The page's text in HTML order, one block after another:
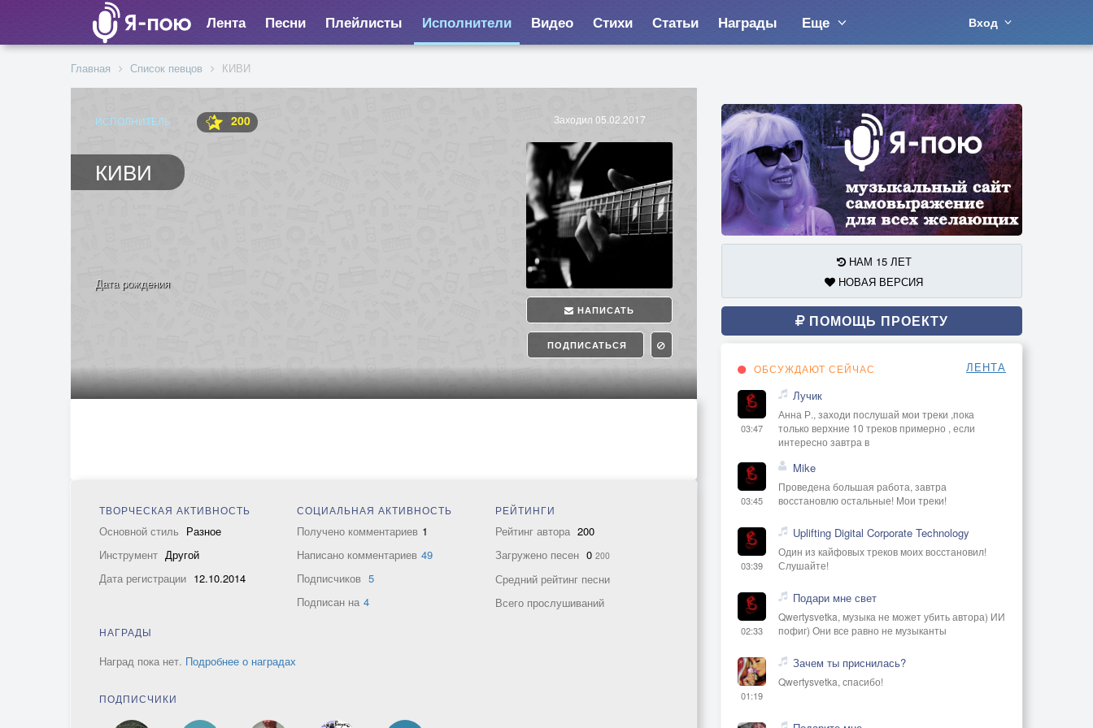
Лента Песни Плейлисты Исполнители Видео Стихи Статьи Награды Еще Вход
Главная Список певцов КИВИ
ИСПОЛНИТЕЛЬ 200
КИВИ
Заходил 05.02.2017
НАПИСАТЬ
ПОДПИСАТЬСЯ
Дата рождения
ТВОРЧЕСКАЯ АКТИВНОСТЬ
Основной стиль Разное
Инструмент Другой
Дата регистрации 12.10.2014
СОЦИАЛЬНАЯ АКТИВНОСТЬ
Получено комментариев 1
Написано комментариев 49
Подписчиков 5
Подписан на 4
РЕЙТИНГИ
Рейтинг автора 200
Загружено песен 0 200
Средний рейтинг песни
Всего прослушиваний
НАГРАДЫ
Наград пока нет. Подробнее о наградах
ПОДПИСЧИКИ
НАМ 15 ЛЕТ
НОВАЯ ВЕРСИЯ
ПОМОЩЬ ПРОЕКТУ
ОБСУЖДАЮТ СЕЙЧАС ЛЕНТА
03:47
Лучик
Анна Р., заходи послушай мои треки ,пока
только верхние 10 треков примерно , если
интересно завтра в
03:45
Mike
Проведена большая работа, завтра
восстановлю остальные! Мои треки!
03:39
Uplifting Digital Corporate Technology
Один из кайфовых треков моих восстановил!
Слушайте!
02:33
Подари мне свет
Qwertysvetka, музыка не может убить автора) ИИ
пофиг) Они все равно не музыканты
01:19
Зачем ты приснилась?
Qwertysvetka, спасибо!